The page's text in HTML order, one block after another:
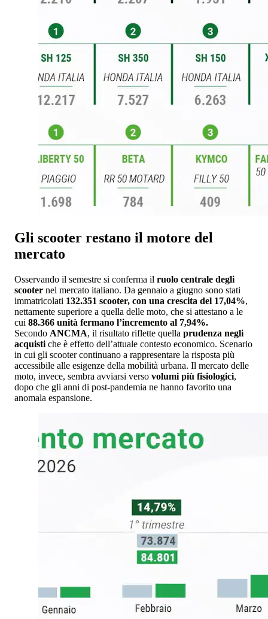
Gli scooter restano il motore del
mercato
Osservando il semestre si conferma il ruolo centrale degli
scooter nel mercato italiano. Da gennaio a giugno sono stati
immatricolati 132.351 scooter, con una crescita del 17,04%,
nettamente superiore a quella delle moto, che si attestano a le
cui 88.366 unità fermano l’incremento al 7,94%.
Secondo ANCMA, il risultato riflette quella prudenza negli
acquisti che è effetto dell’attuale contesto economico. Scenario
in cui gli scooter continuano a rappresentare la risposta più
accessibile alle esigenze della mobilità urbana. Il mercato delle
moto, invece, sembra avviarsi verso volumi più fisiologici,
dopo che gli anni di post-pandemia ne hanno favorito una
anomala espansione.